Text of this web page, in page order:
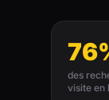
des
visite en